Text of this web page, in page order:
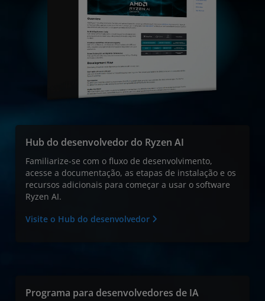
Hub do desenvolvedor do Ryzen AI
Familiarize-se com o fluxo de desenvolvimento,
acesse a documentação, as etapas de instalação e os
recursos adicionais para começar a usar o software
Ryzen AI.
Visite o Hub do desenvolvedor
Programa para desenvolvedores de IA